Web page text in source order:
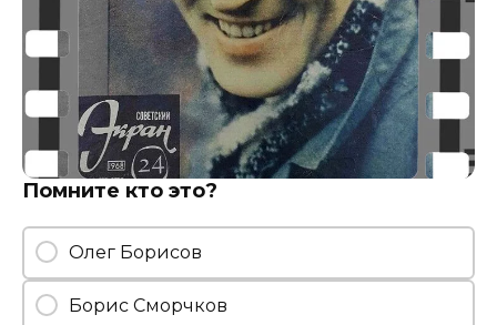
Помните кто это?
Олег Борисов
Борис Сморчков